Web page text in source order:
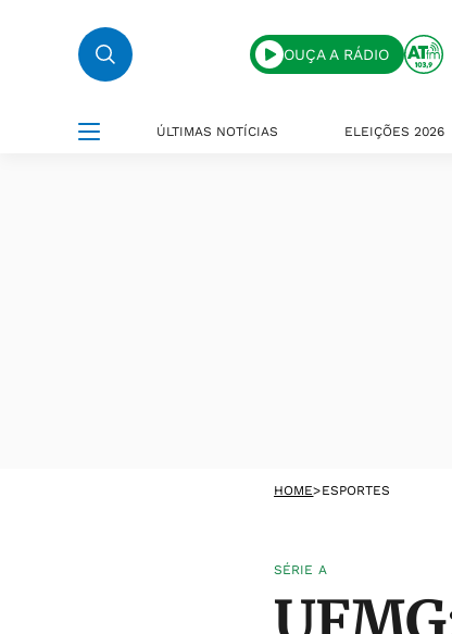
OUÇA A RÁDIO
ÚLTIMAS NOTÍCIAS ELEIÇÕES 2026
HOME>ESPORTES
SÉRIE A